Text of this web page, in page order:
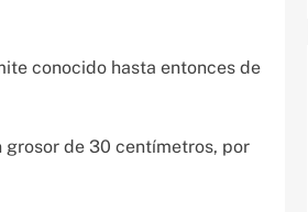
conocido hasta entonces de
grosor de 30 centímetros, por